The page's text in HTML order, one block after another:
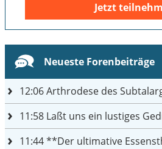
Jetzt
Neueste Forenbeiträge
12:06Arthrodese des
11:58 Laßt uns ein lustiges Gedicht
11:44**Der ultimative